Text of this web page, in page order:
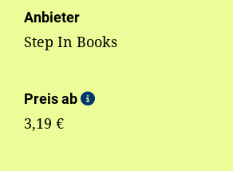
Anbieter
Step In Books
Preis ab
3,19 €